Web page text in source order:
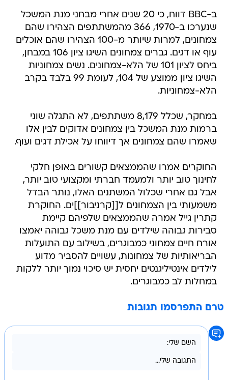
ב-BBC דווח, כי 20 שנים אחרי מבחני מנת המשכל
שנערכו ב-1970, 366 מהמשתתפים הצהירו שהם
צמחונים, למרות שיותר מ-100 הצהירו שהם אוכלים
עוף או דגים. גברים צמחונים השיגו ציון 106 במבחן,
ביחס לציון 101 של הלא-צמחונים. נשים צמחוניות
השיגו ציון ממוצע של 104, לעומת 99 בלבד בקרב
הלא-צמחוניות.
במחקר, שכלל 8,179 משתתפים, לא התגלה שוני
ברמות מנת המשכל בין צמחונים אדוקים לבין אלו
שאמרו שהם צמחונים אך דיווחו על אכילת דגים ועוף.
החוקרים אמרו שהממצאים קשורים באופן חלקי
לחינוך טוב יותר ולמעמד חברתי ומקצועי טוב יותר,
אבל גם אחרי שכלול המשתנים האלו, נותר הבדל
משמעותי בין הצמחונים ל[[קרניבור]]ים. החוקרת
קתרין גייל אמרה שהממצאים שלפיהם קיימת
סבירות גבוהה שילדים עם מנת משכל גבוהה יאמצו
אורח חיים צמחוני כמבוגרים, בשילוב עם התועלות
הבריאותיות של צמחונות, עשויים להסביר מדוע
לילדים אינטיליגנטים יחסית יש סיכוי נמוך יותר ללקות
במחלות לב כמבוגרים.
טרם התפרסמו תגובות